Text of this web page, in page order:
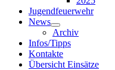
Jugendfeuerwehr
News
Archiv
Infos/Tipps
Kontakte
Übersicht Einsätze